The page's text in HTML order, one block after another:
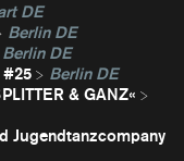
DE
Berlin DE
Berlin DE
Berlin DE
& GANZ«
Jugendtanzcompany